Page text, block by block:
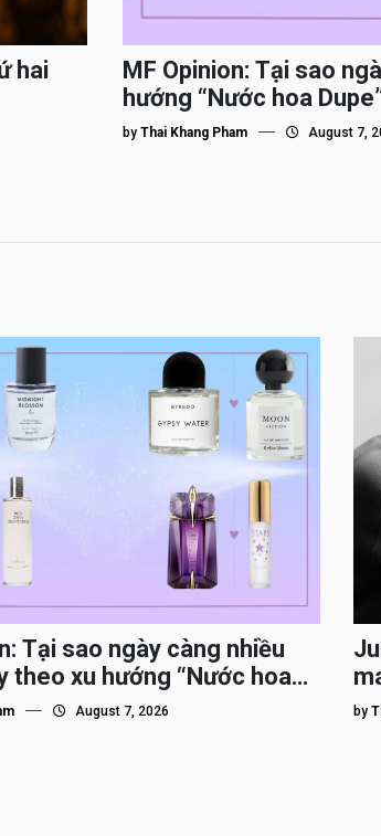
hai
MF Opinion: Tại sao
hướng “Nước hoa
by Thai Khang Pham August 7,
Tại sao ngày càng nhiều
theo xu hướng “Nước hoa
August 7, 2026 by